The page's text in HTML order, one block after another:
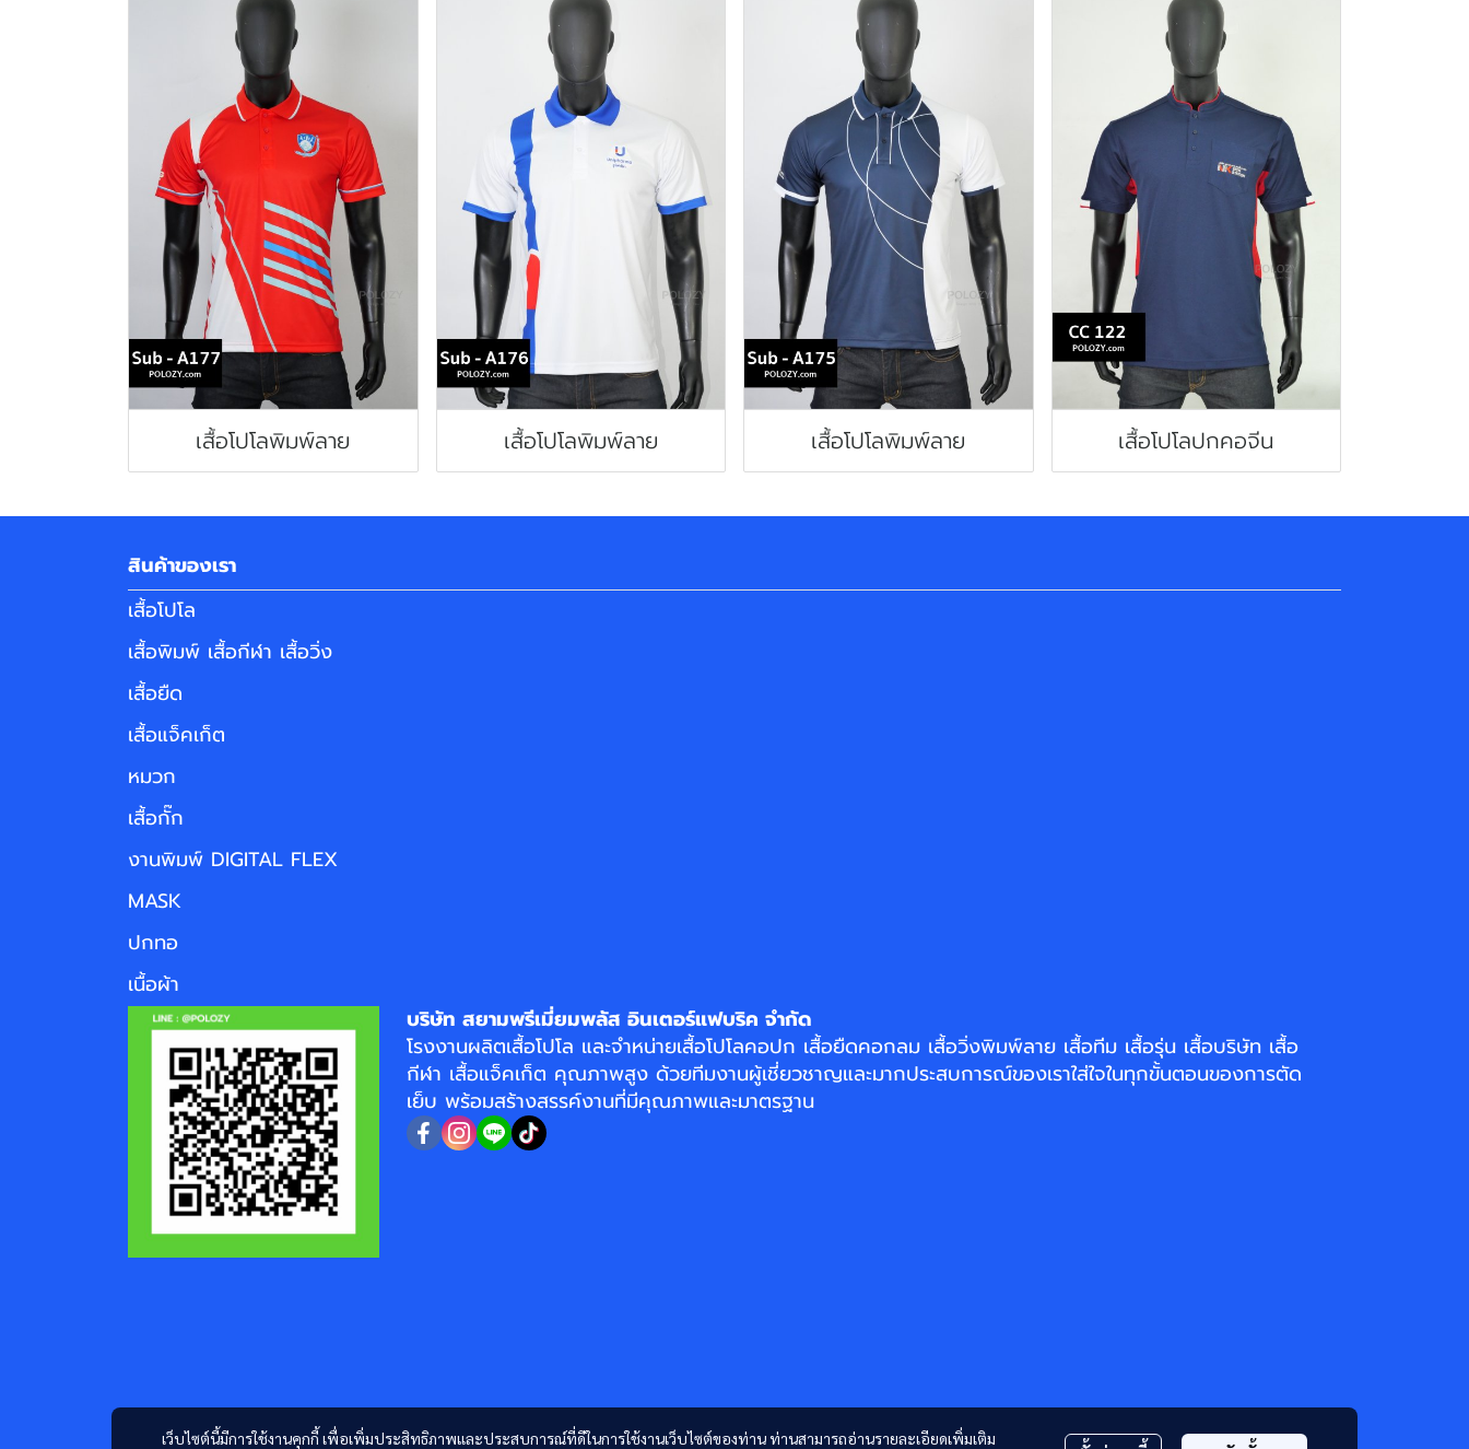
เสื้อโปโลพิมพ์ลาย เสื้อโปโลพิมพ์ลาย เสื้อโปโลพิมพ์ลาย เสื้อโปโลปกคอจีน
เว็บไซต์นี้มีการใช้งานคุกกี้ เพื่อเพิ่มประสิทธิภาพและประสบการณ์ที่ดีในการใช้งานเว็บไซต์ของท่าน ท่านสามารถอ่านรายละเอียดเพิ่มเติม
สินค้าของเรา
เสื้อโปโล
เสื้อพิมพ์ เสื้อกีฬา เสื้อวิ่ง
เสื้อยืด
เสื้อแจ็คเก็ต
หมวก
เสื้อกั๊ก
งานพิมพ์ DIGITAL FLEX
MASK
ปกทอ
เนื้อผ้า
บริษัท สยามพรีเมี่ยมพลัส อินเตอร์แฟบริค จำกัด
โรงงานผลิตเสื้อโปโล และจำหน่ายเสื้อโปโลคอปก เสื้อยืดคอกลม เสื้อวิ่งพิมพ์ลาย เสื้อทีม เสื้อรุ่น เสื้อบริษัท เสื้อ
กีฬา เสื้อแจ็คเก็ต คุณภาพสูง ด้วยทีมงานผู้เชี่ยวชาญและมากประสบการณ์ของเราใส่ใจในทุกขั้นตอนของการตัด
เย็บ พร้อมสร้างสรรค์งานที่มีคุณภาพและมาตรฐาน